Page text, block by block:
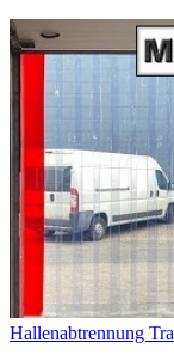
Hallenabtrennung